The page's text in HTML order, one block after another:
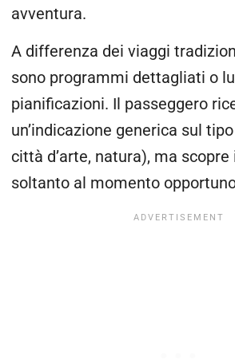
avventura.
A differenza dei viaggi
sono programmi dettagliati o
pianificazioni. Il passeggero
un’indicazione generica sul
città d’arte, natura), ma
soltanto al momento